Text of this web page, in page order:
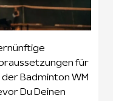
für
Badminton WM
Du Deinen